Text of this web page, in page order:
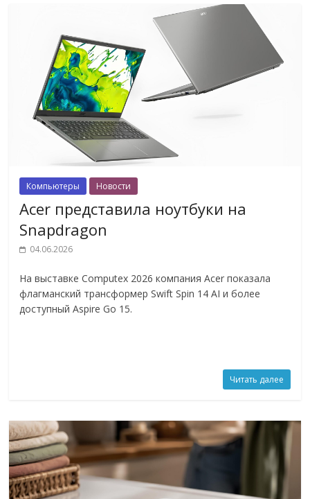
Компьютеры Новости
Acer представила ноутбуки на
Snapdragon
04.06.2026
На выставке Computex 2026 компания Acer показала
флагманский трансформер Swift Spin 14 AI и более
доступный Aspire Go 15.
Читать далее